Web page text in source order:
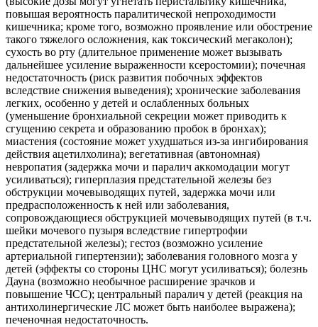
повышая вероятность паралитической непроходимости
кишечника; кроме того, возможно проявление или обострение
такого тяжелого осложнения, как токсический мегаколон);
сухость во рту (длительное применение может вызывать
дальнейшее усиление выраженности ксеростомии); почечная
недостаточность (риск развития побочных эффектов
вследствие снижения выведения); хронические заболевания
легких, особенно у детей и ослабленных больных
(уменьшение бронхиальной секреции может приводить к
сгущению секрета и образованию пробок в бронхах);
миастения (состояние может ухудшаться из-за ингибирования
действия ацетилхолина); вегетативная (автономная)
невропатия (задержка мочи и паралич аккомодации могут
усиливаться); гиперплазия предстательной железы без
обструкции мочевыводящих путей, задержка мочи или
предрасположенность к ней или заболевания,
сопровождающиеся обструкцией мочевыводящих путей (в т.ч.
шейки мочевого пузыря вследствие гипертрофии
предстательной железы); гестоз (возможно усиление
артериальной гипертензии); заболевания головного мозга у
детей (эффекты со стороны ЦНС могут усиливаться); болезнь
Дауна (возможно необычное расширение зрачков и
повышение ЧСС); центральный паралич у детей (реакция на
антихолинергические ЛС может быть наиболее выражена);
печеночная недостаточность.